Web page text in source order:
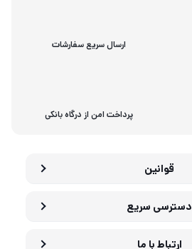
ارسال سریع سفارشات
پرداخت امن از درگاه بانکی
قوانین
دسترسی سریع
ارتباط با ما